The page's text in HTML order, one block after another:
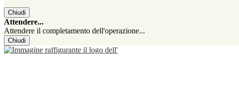
Chiudi
Attendere...
Attendere il completamento dell'operazione...
Chiudi